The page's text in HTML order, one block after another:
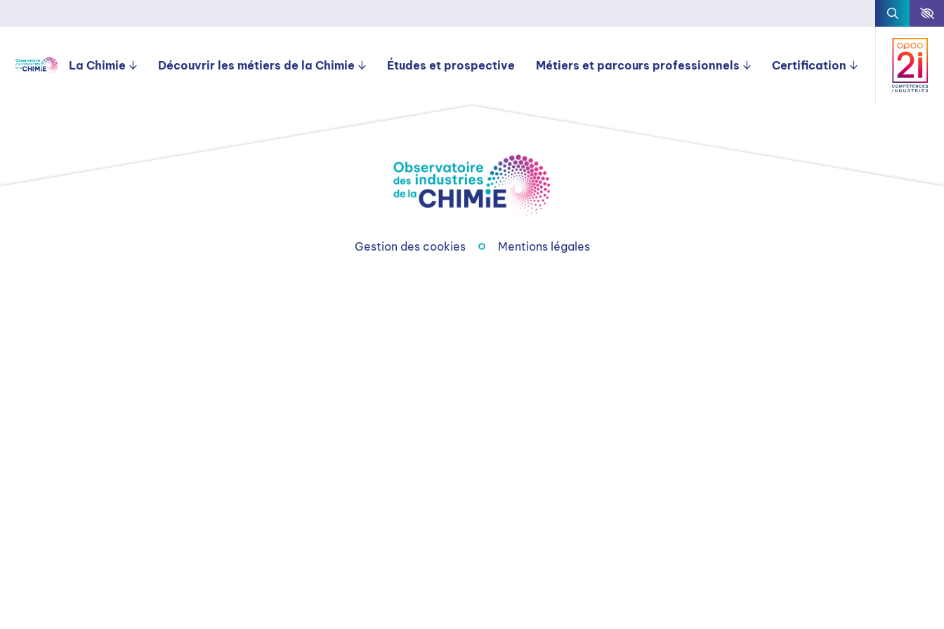
La Chimie Découvrir les métiers de la Chimie Études et prospective Métiers et parcours professionnels Certification
Gestion des cookies Mentions légales